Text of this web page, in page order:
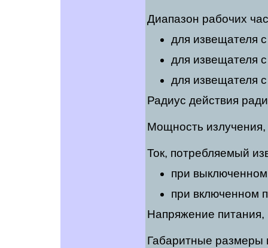
Диапазон рабочих
для извещателя
для извещателя
для извещателя
Радиус действия
Мощность
Ток, потребляемый
при
при включенном
Напряжение питания,
Габаритные